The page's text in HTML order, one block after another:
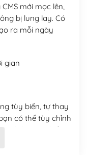
mới mọc lên,
bị lung lay. Có
ra mỗi ngày
gian
tùy biến, tự thay
có thể tùy chỉnh
dịch vụ tại bất